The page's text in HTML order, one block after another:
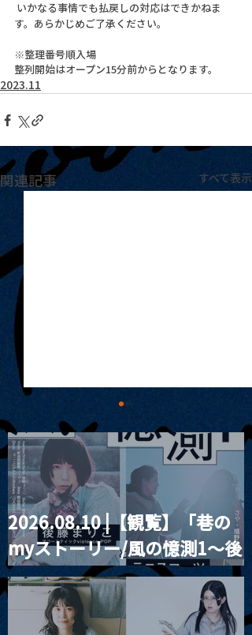
す。あらかじめご了承ください。
※整理番号順入場
整列開始はオープン15分前からとなります。
2023.11
関連記事 すべて表示
2023.11.02 |【観覧+配
信】「それでも僕らは夢
をみた。」 綾目和人
Album Release One man
live with Strings
2026.08.10 |【観覧】「巷の
myストーリー/風の憶測1～後
藤まりこアコースティック
violence POPとテニスコー
ツ」